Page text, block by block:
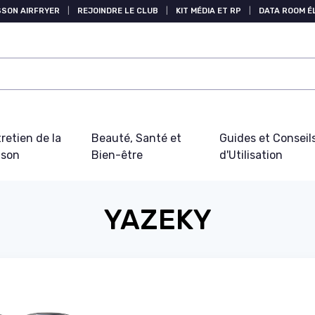
AIRFRYER REJOINDRE LE CLUB KIT MÉDIA ET RP DATA ROOM
de la
Beauté, Santé et
Bien-être
Guides et
d'Utilisation
YAZEKY